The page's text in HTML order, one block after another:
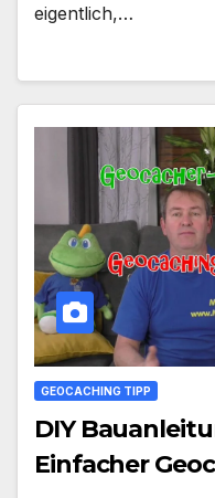
eigentlich,…
GEOCACHING TIPP
DIY
Einfacher